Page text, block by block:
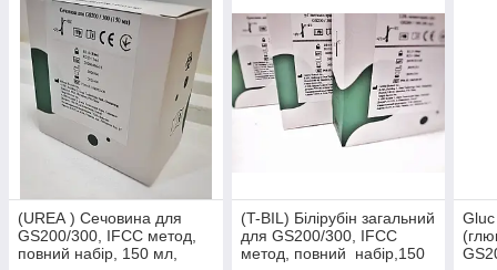
(UREA ) Сечовина для
GS200/300, IFCC метод,
повний набір, 150 мл,
(T-BIL) Білірубін загальний
для GS200/300, IFCC
метод, повний набір,150